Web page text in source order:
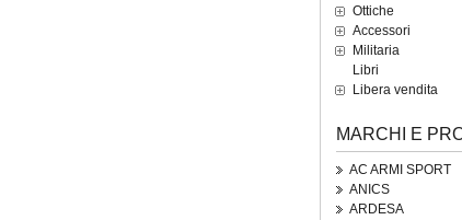
Ottiche
Accessori
Militaria
Libri
Libera vendita
MARCHI E
AC ARMI SPORT
ANICS
ARDESA